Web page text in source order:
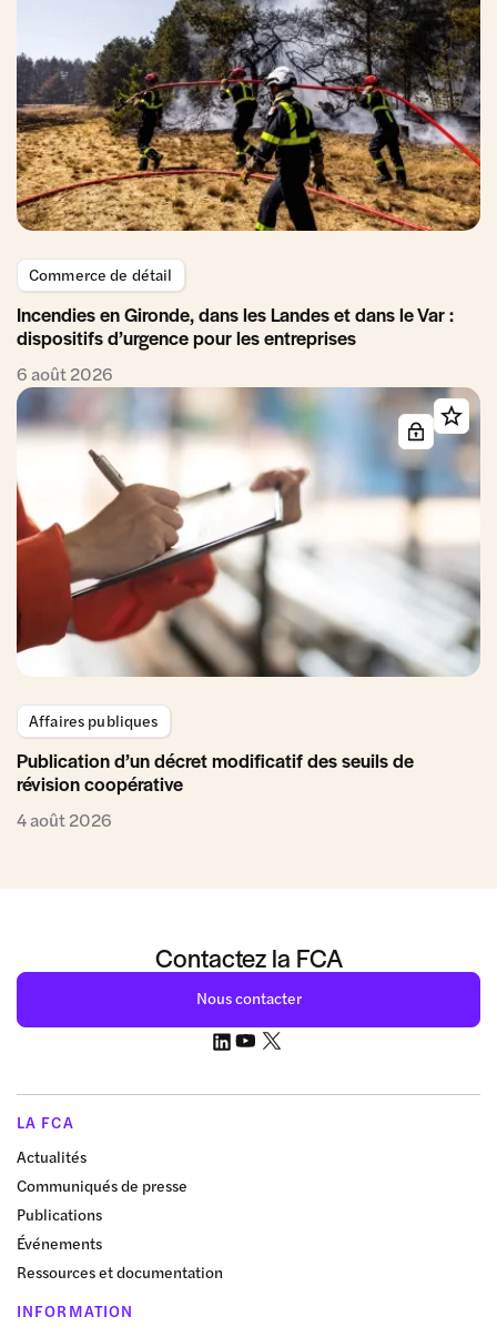
Commerce de détail
Incendies en Gironde, dans les Landes et dans le Var :
dispositifs d’urgence pour les entreprises
6 août 2026
Affaires publiques
Publication d’un décret modificatif des seuils de
révision coopérative
4 août 2026
Contactez la FCA
Nous contacter
LA FCA
Actualités
Communiqués de presse
Publications
Événements
Ressources et documentation
INFORMATION